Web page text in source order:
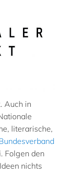
Auch in
literarische,
Folgen den
nichts